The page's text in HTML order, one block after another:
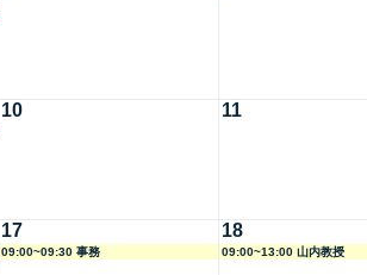
10 11
17
09:00~09:30 事務
18
09:00~13:00 山内教授